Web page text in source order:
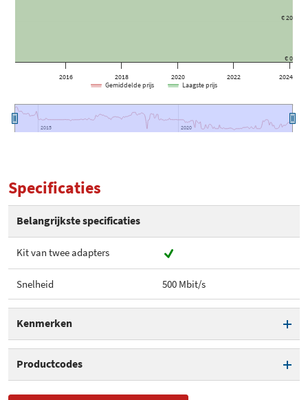
2016 2018 2020 2022 2024
2015
2015 2020
2020
€ 0
€ 20
Gemiddelde prijs Laagste prijs
Specificaties
Belangrijkste specificaties
Kit van twee adapters
Snelheid 500 Mbit/s
Kenmerken
Productcodes
SKU 20002661, FRITZ 510E SET